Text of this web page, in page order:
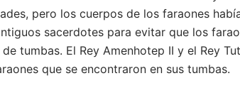
pero los cuerpos de los faraones
sacerdotes para evitar que los
tumbas. El Rey Amenhotep II y el Rey
que se encontraron en sus tumbas.